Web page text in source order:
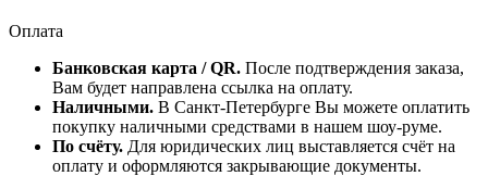
Оплата
Банковская карта / QR. После подтверждения заказа,
Вам будет направлена ссылка на оплату.
Наличными. В Санкт-Петербурге Вы можете оплатить
покупку наличными средствами в нашем шоу-руме.
По счёту. Для юридических лиц выставляется счёт на
оплату и оформляются закрывающие документы.